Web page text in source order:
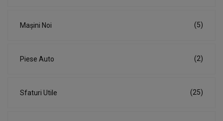
Mașini Noi (5)
Piese Auto (2)
Sfaturi Utile (25)